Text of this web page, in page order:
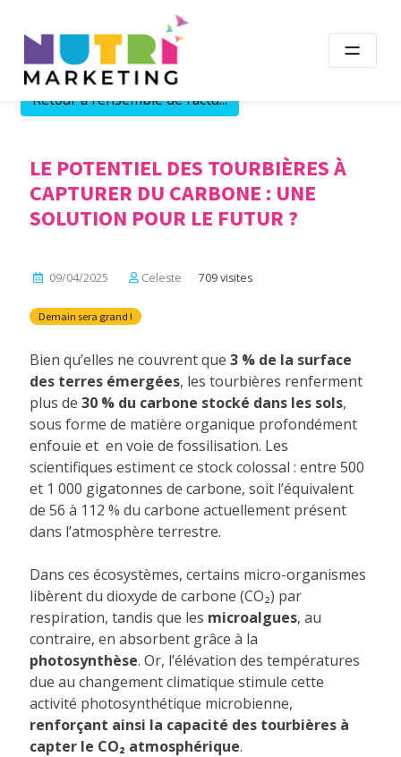
Retour à l'ensemble de l'actu...
LE POTENTIEL DES TOURBIÈRES À
CAPTURER DU CARBONE : UNE
SOLUTION POUR LE FUTUR ?
09/04/2025 Celeste 709 visites
Demain sera grand !
Bien qu’elles ne couvrent que3 % de la surface
des terres émergées, les tourbières renferment
plus de30 % du carbone stocké dans les sols,
sous forme de matière organique profondément
enfouie et en voie de fossilisation. Les
scientifiques estiment ce stock colossal : entre 500
et 1 000 gigatonnes de carbone, soit l’équivalent
de 56 à 112 % du carbone actuellement présent
dans l’atmosphère terrestre.
Dans ces écosystèmes, certains micro-organismes
libèrent du dioxyde de carbone (CO₂) par
respiration, tandis que les microalgues, au
contraire, en absorbent grâce à la
photosynthèse. Or, l’élévation des températures
due au changement climatique stimule cette
activité photosynthétique microbienne,
renforçant ainsi la capacité des tourbières à
capter le CO₂ atmosphérique.